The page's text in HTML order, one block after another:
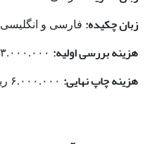
زبان چکیده: فارسی و انگلیسی
هزینه بررسی اولیه:
هزینه چاپ نهایی: